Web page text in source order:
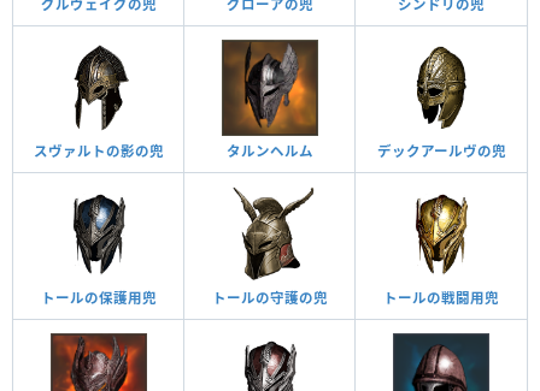
グルヴェイグの兜 グローアの兜 シンドリの兜
スヴァルトの影の兜 タルンヘルム デックアールヴの兜
トールの保護用兜 トールの守護の兜 トールの戦闘用兜